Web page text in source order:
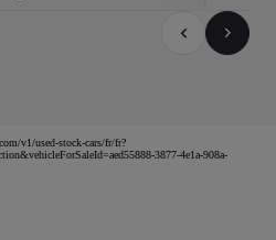
v1/used-stock-cars/fr/fr?
3877-4e1a-908a-